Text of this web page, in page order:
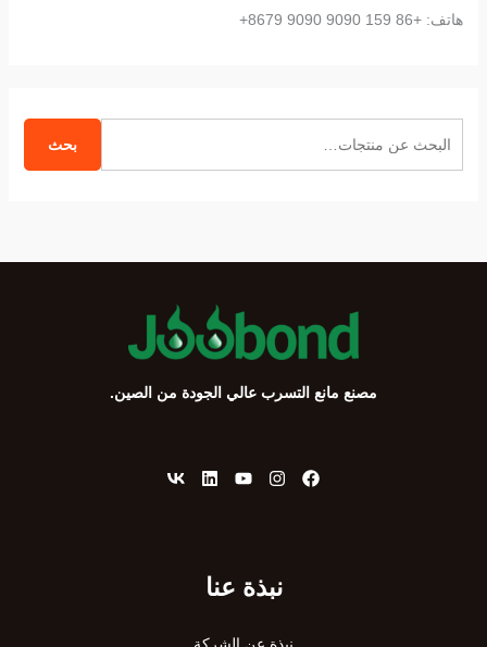
هاتف: +86 159 9090 9090 8679+
بحث
مصنع مانع التسرب عالي الجودة من الصين.
نبذة عنا